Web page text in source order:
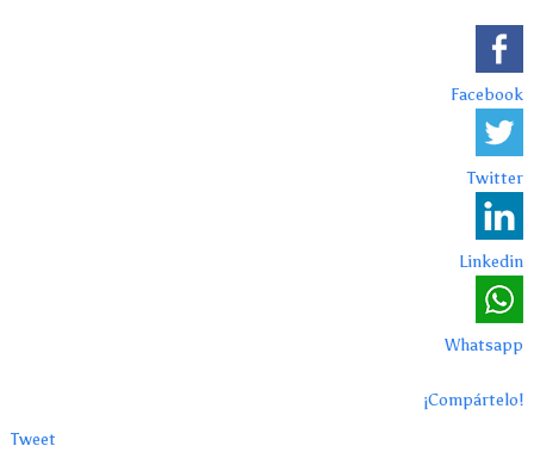
Facebook
Twitter
Linkedin
Whatsapp
¡Compártelo!
Tweet